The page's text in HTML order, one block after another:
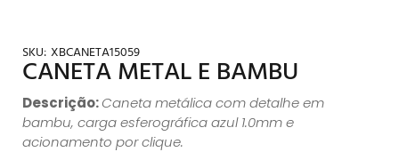
SKU: XBCANETA15059
CANETA METAL E BAMBU
Descrição:Caneta metálica com detalhe em
bambu, carga esferográfica azul 1.0mm e
acionamento por clique.